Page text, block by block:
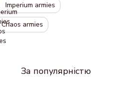
Imperium armies
Chaos armies
За популярністю